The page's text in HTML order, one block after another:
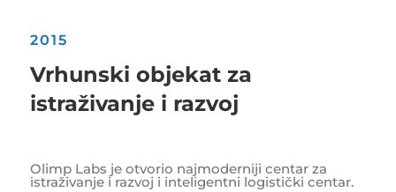
2015
Vrhunski objekat za
istraživanje i razvoj
Olimp Labs je otvorio najmoderniji centar za
istraživanje i razvoj i inteligentni logistički centar.